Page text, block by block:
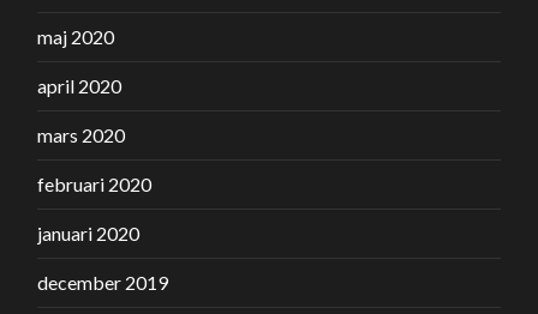
maj 2020
april 2020
mars 2020
februari 2020
januari 2020
december 2019